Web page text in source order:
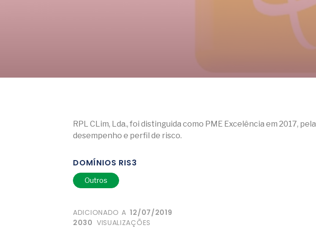
RPL CLim, Lda., foi distinguida como PME Excelência em 2017,
desempenho e perfil de risco.
DOMÍNIOS RIS3
Outros
ADICIONADO A 12/07/2019
2030 VISUALIZAÇÕES